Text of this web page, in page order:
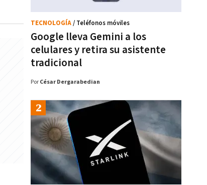
Google lleva Gemini a los
celulares y retira su asistente
tradicional
TECNOLOGÍA/ Teléfonos móviles
Por César Dergarabedian